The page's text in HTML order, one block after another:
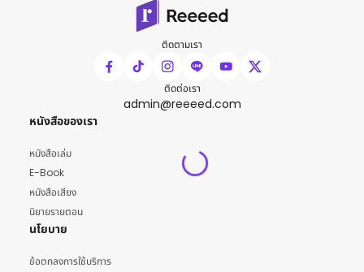
ติดตามเรา
ติดต่อเรา
admin@reeeed.com
หนังสือของเรา
หนังสือเล่ม
E-Book
หนังสือเสียง
นิยายรายตอน
นโยบาย
ข้อตกลงการใช้บริการ